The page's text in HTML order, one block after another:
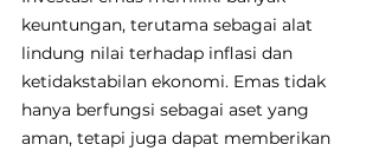
keuntungan, terutama sebagai alat
lindung nilai terhadap inflasi dan
ketidakstabilan ekonomi. Emas tidak
hanya berfungsi sebagai aset yang
aman, tetapi juga dapat memberikan